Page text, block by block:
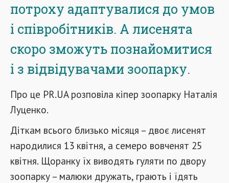
потроху адаптувалися до умов
і співробітників. А лисенята
скоро зможуть познайомитися
і з відвідувачами зоопарку.
Про це PR.UA розповіла кіпер зоопарку Наталія
Луценко.
Діткам всього близько місяця – двоє лисенят
народилися 13 квітня, а семеро вовченят 25
квітня. Щоранку їх виводять гуляти по двору
зоопарку – малюки дружать, грають і їдять